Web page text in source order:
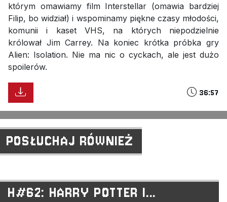
którym omawiamy film Interstellar (omawia bardziej
Filip, bo widział) i wspominamy piękne czasy młodości,
komunii i kaset VHS, na których niepodzielnie
królował Jim Carrey. Na koniec krótka próbka gry
Alien: Isolation. Nie ma nic o cyckach, ale jest dużo
spoilerów.
36:57
POSŁUCHAJ RÓWNIEŻ
H#62: HARRY POTTER I...